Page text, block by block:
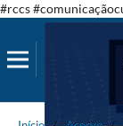
#rccs